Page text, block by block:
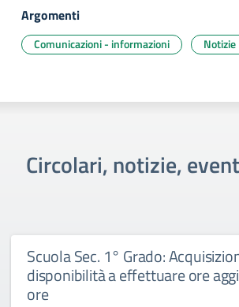
Argomenti
Comunicazioni - informazioni Notizie
Circolari, notizie,
Scuola Sec. 1° Grado:
disponibilità a effettuare ore
ore